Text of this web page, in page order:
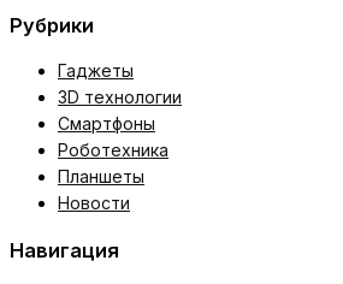
Рубрики
Гаджеты
3D технологии
Смартфоны
Роботехника
Планшеты
Новости
Навигация